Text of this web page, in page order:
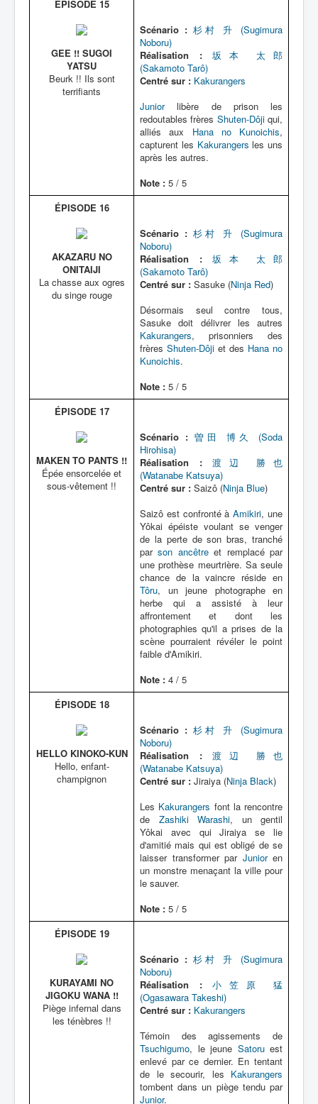
ÉPISODE 15
GEE !! SUGOI
YATSU
Beurk !! Ils sont
terrifiants
Scénario : 杉村 升 (Sugimura
Noboru)
Réalisation :
坂本 太郎
(Sakamoto Tarô)
Centré sur : Kakurangers
Juniorlibère de prison les
redoutables frères Shuten-Dôjiqui,
alliés aux Hana no Kunoichis,
capturent les Kakurangers les uns
après les autres.
Note : 5 / 5
ÉPISODE 16
AKAZARU NO
ONITAIJI
La chasse aux ogres
du singe rouge
Scénario : 杉村 升 (Sugimura
Noboru)
Réalisation :
坂本 太郎
(Sakamoto Tarô)
Centré sur : Sasuke (Ninja Red)
Désormais seul contre tous,
Sasuke doit délivrer les autres
Kakurangers, prisonniers des
frères Shuten-Dôji et des Hana no
Kunoichis.
Note : 5 / 5
ÉPISODE 17
MAKEN TO PANTS !!
Épée ensorcelée et
sous-vêtement !!
Scénario : 曽田 博久 (Soda
Hirohisa)
Réalisation :
渡辺 勝也
(Watanabe Katsuya)
Centré sur : Saizô (Ninja Blue)
Saizô est confronté àAmikiri, une
Yôkai épéiste voulant se venger
de la perte de son bras, tranché
parson ancêtreet remplacé par
une prothèse meurtrière. Sa seule
chance de la vaincre réside en
Tôru, un jeune photographe en
herbe qui a assisté à leur
affrontement et dont les
photographies qu'il a prises de la
scène pourraient révéler le point
faible d'Amikiri.
Note : 4 / 5
ÉPISODE 18
HELLO KINOKO-KUN
Hello, enfant-
champignon
Scénario : 杉村 升 (Sugimura
Noboru)
Réalisation :
渡辺 勝也
(Watanabe Katsuya)
Centré sur : Jiraiya (Ninja Black)
Les Kakurangers font la rencontre
de Zashiki Warashi, un gentil
Yôkai avec qui Jiraiya se lie
d'amitié mais qui est obligé de se
laisser transformer par Junioren
un monstre menaçant la ville pour
le sauver.
Note : 5 / 5
ÉPISODE 19
KURAYAMI NO
JIGOKU WANA !!
Piège infernal dans
les ténèbres !!
Scénario : 杉村 升 (Sugimura
Noboru)
Réalisation :
小笠原 猛
(Ogasawara Takeshi)
Centré sur : Kakurangers
Témoin des agissements de
Tsuchigumo, le jeune Satoruest
enlevé par ce dernier. En tentant
de le secourir, les Kakurangers
tombent dans un piège tendu par
Junior.